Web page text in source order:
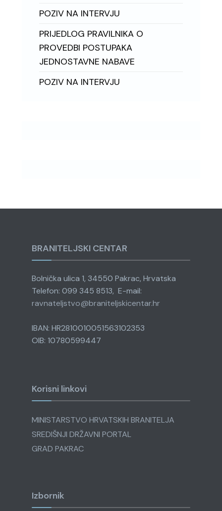
POZIV NA INTERVJU
PRIJEDLOG PRAVILNIKA O
PROVEDBI POSTUPAKA
JEDNOSTAVNE NABAVE
POZIV NA INTERVJU
BRANITELJSKI CENTAR
Bolnička ulica 1, 34550 Pakrac, Hrvatska
Telefon: 099 345 8513, E-mail:
ravnateljstvo@braniteljskicentar.hr
IBAN: HR2810010051563102353
OIB: 10780599447
Korisni linkovi
MINISTARSTVO HRVATSKIH BRANITELJA
SREDIŠNJI DRŽAVNI PORTAL
GRAD PAKRAC
Izbornik